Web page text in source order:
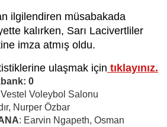
ilgilendiren müsabakada
kalırken, Sarı Lacivertliler
imza atmış oldu.
ulaşmak için tıklayınız.
0
Voleybol Salonu
Nurper Özbar
: Earvin Ngapeth, Osman